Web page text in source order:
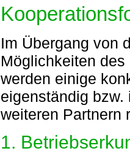
Im Übergang von
Möglichkeiten
werden einige
eigenständig
weiteren Partnern
1.